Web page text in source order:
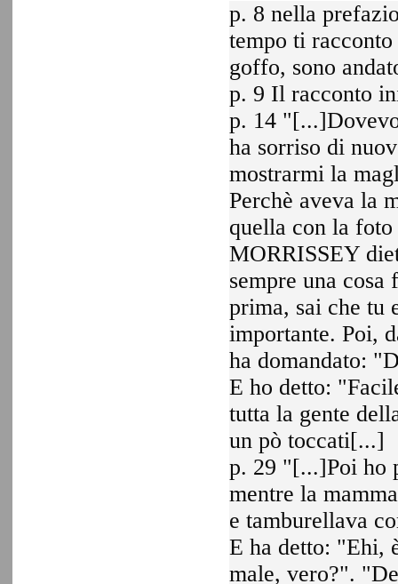
p. 8 nella
tempo ti
goffo, sono
p. 9 Il racconto
p. 14
ha sorriso di
mostrarmi la
Perchè aveva la
quella con la
MORRISSEY
sempre una cosa
prima, sai che tu
importante. Poi,
ha domandato:
E ho detto:
tutta la gente
un pò toccati[...]
p. 29 "[...]Poi ho
mentre la
e tamburellava
E ha detto: "Ehi,
male, vero?".